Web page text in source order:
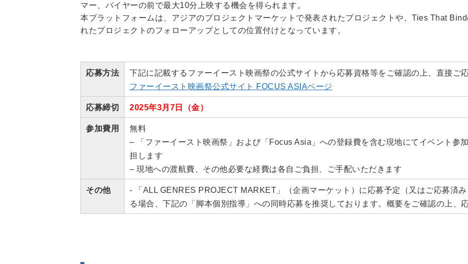
マー、バイヤーの前で最大10分上映する機会を得られます。
本プラットフォームは、アジアのプロジェクトマーケットで発表されたプロジェクトや、Ties That
れたプロジェクトのフォローアップとしての位置付けとなっています。
応募方法
下記に記載するファーイースト映画祭の公式サイトから応募資格等をご確認の上、直接ご応
ファーイースト映画祭公式サイト FOCUS ASIAページ
応募締切 2025年3月7日（金）
参加費用
無料
– 「ファーイースト映画祭」および「Focus Asia」への登録費を含む現地にてイベント参
担します
– 現地への渡航費、その他必要な経費は各自ご負担、ご手配いただきます
その他
‐ 「ALL GENRES PROJECT MARKET」（企画マーケット）に応募予定（又はご応募済
る場合、下記の「脚本個別指導」への同時応募を推奨しております。概要をご確認の上、